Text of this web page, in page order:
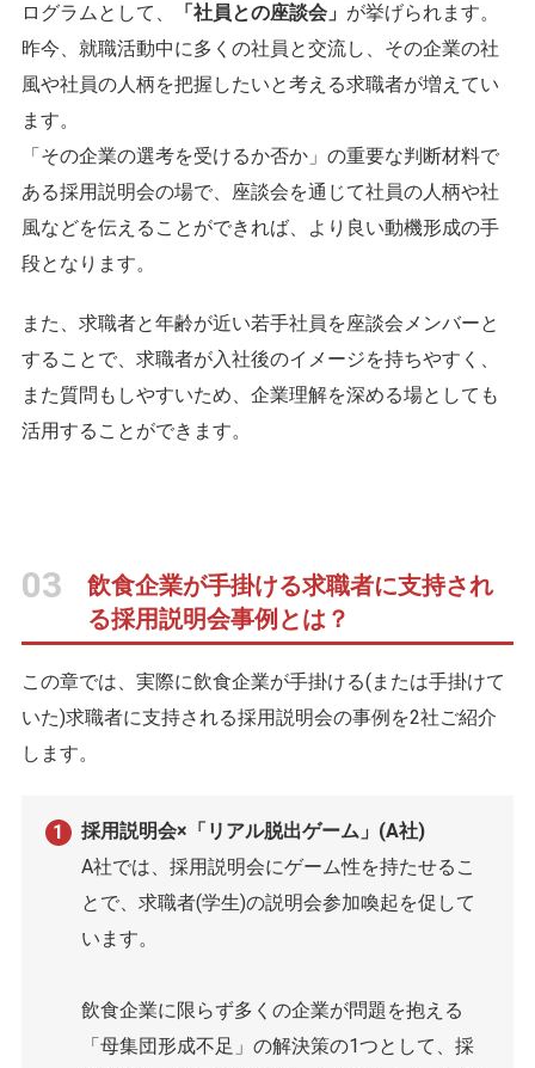
ログラムとして、
「社員との座談会」 が挙げられます。
昨今、就職活動中に多くの社員と交流し、その企業の社
風や社員の人柄を把握したいと考える求職者が増えてい
ます。
「その企業の選考を受けるか否か」の重要な判断材料で
ある採用説明会の場で、座談会を通じて社員の人柄や社
風などを伝えることができれば、より良い動機形成の手
段となります。
また、求職者と年齢が近い若手社員を座談会メンバーと
することで、求職者が入社後のイメージを持ちやすく、
また質問もしやすいため、企業理解を深める場としても
活用することができます。
03
飲食企業が手掛ける求職者に支持され
る採用説明会事例とは？
この章では、実際に飲食企業が手掛ける(または手掛けて
いた)求職者に支持される採用説明会の事例を2社ご紹介
します。
採用説明会×「リアル脱出ゲーム」(A社)
A社では、採用説明会にゲーム性を持たせるこ
とで、求職者(学生)の説明会参加喚起を促して
います。
飲食企業に限らず多くの企業が問題を抱える
「母集団形成不足」の解決策の1つとして、採